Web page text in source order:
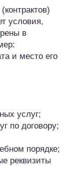
условия,
в
и место его
услуг;
по договору;
порядке;
реквизиты